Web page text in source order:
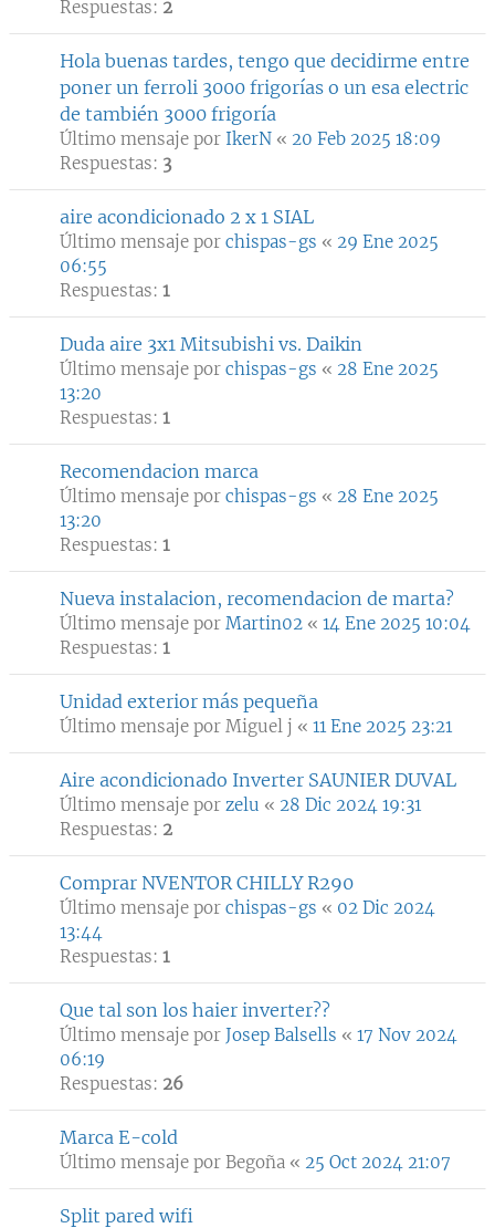
Respuestas: 2
Hola buenas tardes, tengo que decidirme entre
poner un ferroli 3000 frigorías o un esa electric
de también 3000 frigoría
Último mensaje por IkerN « 20 Feb 2025 18:09
Respuestas: 3
aire acondicionado 2 x 1 SIAL
Último mensaje por chispas-gs « 29 Ene 2025
06:55
Respuestas: 1
Duda aire 3x1 Mitsubishi vs. Daikin
Último mensaje por chispas-gs « 28 Ene 2025
13:20
Respuestas: 1
Recomendacion marca
Último mensaje por chispas-gs « 28 Ene 2025
13:20
Respuestas: 1
Nueva instalacion, recomendacion de marta?
Último mensaje por Martin02 « 14 Ene 2025 10:04
Respuestas: 1
Unidad exterior más pequeña
Último mensaje por Miguel j « 11 Ene 2025 23:21
Aire acondicionado Inverter SAUNIER DUVAL
Último mensaje por zelu « 28 Dic 2024 19:31
Respuestas: 2
Comprar NVENTOR CHILLY R290
Último mensaje por chispas-gs « 02 Dic 2024
13:44
Respuestas: 1
Que tal son los haier inverter??
Último mensaje por Josep Balsells « 17 Nov 2024
06:19
Respuestas: 26
Marca E-cold
Último mensaje por Begoña « 25 Oct 2024 21:07
Split pared wifi